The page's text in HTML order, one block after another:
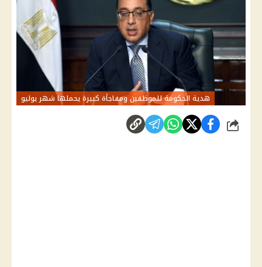
هدية الحكومة للموظفين ومفاجأة كبيرة يحملها شهر يوليو
شارك